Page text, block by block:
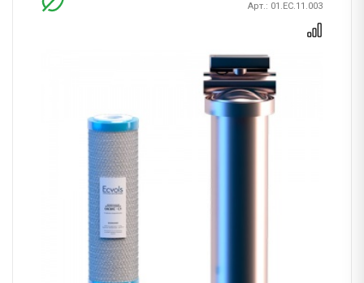
Арт.: 01.ЕС.11.003